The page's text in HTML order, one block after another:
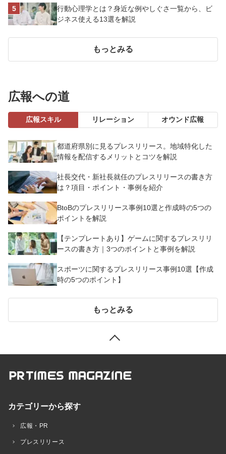
行動心理学とは？身近な例やしぐさ一覧から、ビ
ジネス使える13選を解説
もっとみる
広報への道
広報スキル リレーション オウンド広報
都道府県別に見るプレスリリース。地域特化した
情報を配信するメリットとコツを解説
社長交代・新社長就任のプレスリリースの書き方
は？項目・ポイント・事例を紹介
BtoBのプレスリリース事例10選と作成時の5つの
ポイントを解説
【テンプレートあり】ゲームに関するプレスリリ
ースの書き方｜3つのポイントと事例を解説
スポーツに関するプレスリリース事例10選【作成
時の5つのポイント】
もっとみる
カテゴリーから探す
広報・PR
プレスリリース